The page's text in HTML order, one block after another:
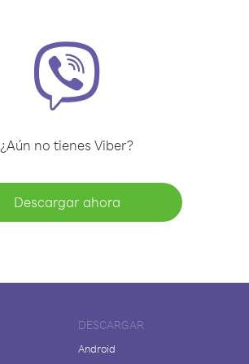
¿Aún no tienes Viber?
Descargar ahora
DESCARGAR
Android